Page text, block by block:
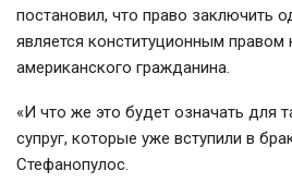
постановил, что право заключить
является конституционным правом
американского гражданина.
«И что же это будет означать для
супруг, которые уже вступили в
Стефанопулос.